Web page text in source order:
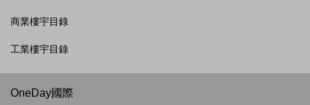
商業樓宇目錄
工業樓宇目錄
OneDay國際